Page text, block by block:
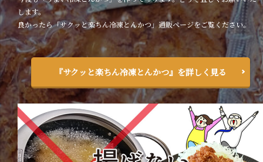
します。
良かったら「サクッと楽ちん冷凍とんかつ」通販ページをご覧ください。
『サクッと楽ちん冷凍とんかつ』を詳しく見る